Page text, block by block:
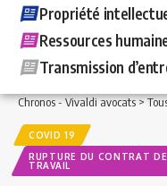
Propriété
Ressources
Transmission
Chronos - Vivaldi avocats>
COVID 19
RUPTURE DU CONTRAT DE
TRAVAIL